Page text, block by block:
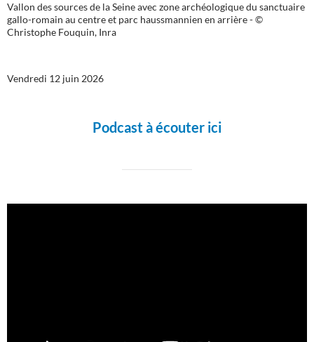
Vallon des sources de la Seine avec zone archéologique du sanctuaire
gallo-romain au centre et parc haussmannien en arrière - ©
Christophe Fouquin, Inra
Vendredi 12 juin 2026
Podcast à écouter ici